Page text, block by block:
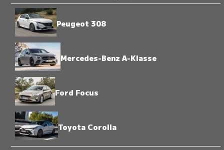
Peugeot 308
Mercedes-Benz A-Klasse
Ford Focus
Toyota Corolla